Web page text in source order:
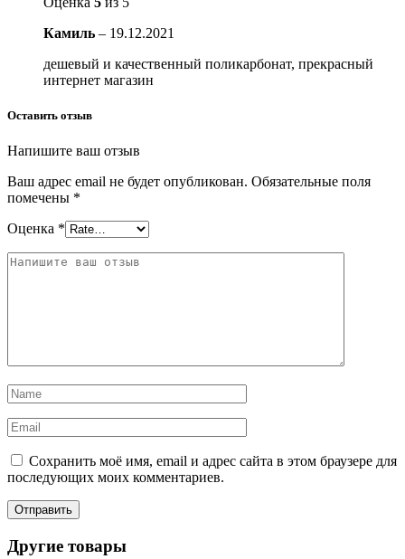
Камиль – 19.12.2021
дешевый и качественный поликарбонат, прекрасный
интернет магазин
Оставить отзыв
Напишите ваш отзыв
Ваш адрес email не будет опубликован. Обязательные поля
помечены *
Оценка *
Сохранить моё имя, email и адрес сайта в этом браузере для
последующих моих комментариев.
Другие товары